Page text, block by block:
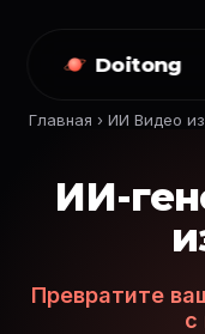
Doitong
Главная › ИИ Видео из
ИИ-
Превратите
с